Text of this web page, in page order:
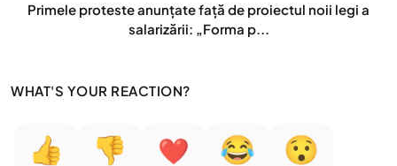
Primele proteste anunțate față de proiectul noii legi a
salarizării: „Forma p...
WHAT'S YOUR REACTION?